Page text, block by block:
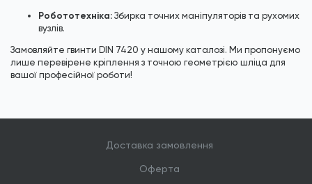
Робототехніка: Збирка точних маніпуляторів та рухомих
вузлів.
Замовляйте гвинти DIN 7420 у нашому каталозі. Ми пропонуємо
лише перевірене кріплення з точною геометрією шліца для
вашої професійної роботи!
Доставка замовлення
Оферта